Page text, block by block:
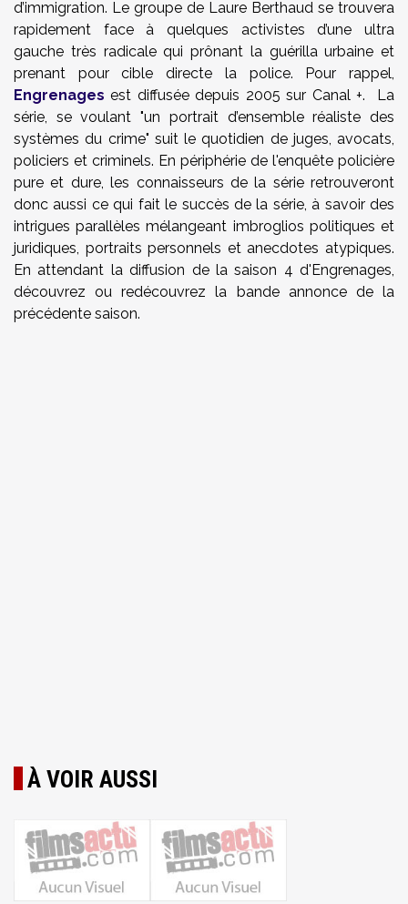
d’immigration. Le groupe de Laure Berthaud se trouvera
rapidement face à quelques activistes d’une ultra
gauche très radicale qui prônant la guérilla urbaine et
prenant pour cible directe la police. Pour rappel,
Engrenages est diffusée depuis 2005 sur Canal +. La
série, se voulant "un portrait d’ensemble réaliste des
systèmes du crime" suit le quotidien de juges, avocats,
policiers et criminels. En périphérie de l'enquête policière
pure et dure, les connaisseurs de la série retrouveront
donc aussi ce qui fait le succès de la série, à savoir des
intrigues parallèles mélangeant imbroglios politiques et
juridiques, portraits personnels et anecdotes atypiques.
En attendant la diffusion de la saison 4 d'Engrenages,
découvrez ou redécouvrez la bande annonce de la
précédente saison.
À VOIR AUSSI